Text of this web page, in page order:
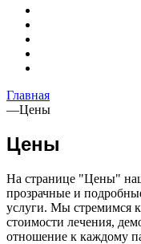
Главная
—Цены
Цены
На странице "Цены"
прозрачные и
услуги. Мы стремимся
стоимости лечения,
отношение к каждому